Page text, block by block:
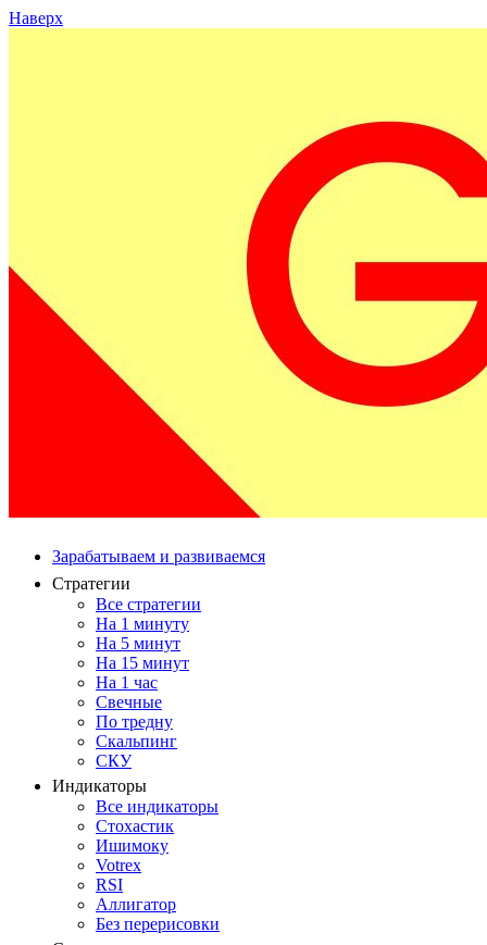
Наверх
Зарабатываем и развиваемся
Стратегии
Все стратегии
На 1 минуту
На 5 минут
На 15 минут
На 1 час
Свечные
По тредну
Скальпинг
СКУ
Индикаторы
Все индикаторы
Стохастик
Ишимоку
Votrex
RSI
Аллигатор
Без перерисовки